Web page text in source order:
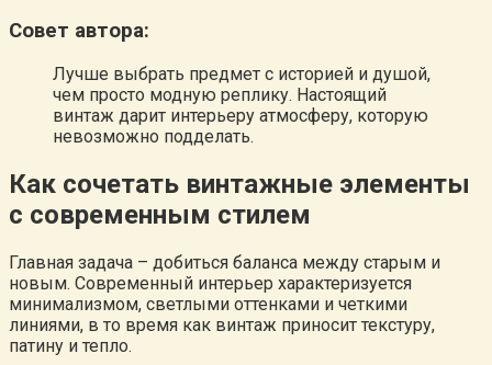
Совет автора:
Лучше выбрать предмет с историей и душой,
чем просто модную реплику. Настоящий
винтаж дарит интерьеру атмосферу, которую
невозможно подделать.
Как сочетать винтажные элементы
с современным стилем
Главная задача – добиться баланса между старым и
новым. Современный интерьер характеризуется
минимализмом, светлыми оттенками и четкими
линиями, в то время как винтаж приносит текстуру,
патину и тепло.